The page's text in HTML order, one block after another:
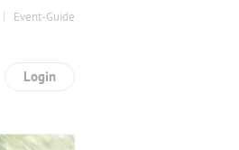
Event-Guide
Login